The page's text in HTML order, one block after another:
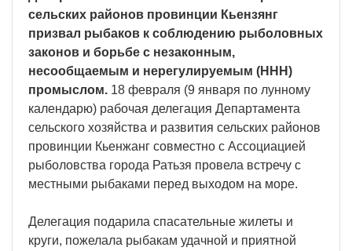
сельских районов провинции Кьензянг
призвал рыбаков к соблюдению рыболовных
законов и борьбе с незаконным,
несообщаемым и нерегулируемым (ННН)
промыслом. 18 февраля (9 января по лунному
календарю) рабочая делегация Департамента
сельского хозяйства и развития сельских районов
провинции Кьенжанг совместно с Ассоциацией
рыболовства города Ратьзя провела встречу с
местными рыбаками перед выходом на море.
Делегация подарила спасательные жилеты и
круги, пожелала рыбакам удачной и приятной